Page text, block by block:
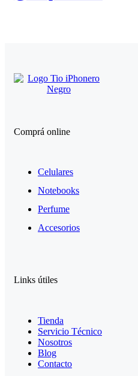
Comprá online
Celulares
Notebooks
Perfume
Accesorios
Links útiles
Tienda
Servicio Técnico
Nosotros
Blog
Contacto